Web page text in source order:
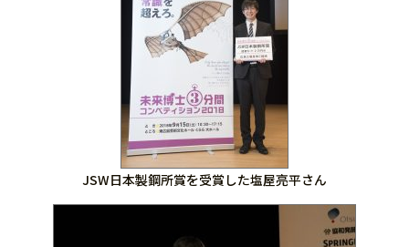
JSW日本製鋼所賞を受賞した塩屋亮平さん